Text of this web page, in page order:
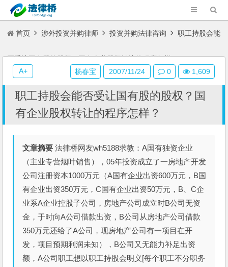
首页 涉外投资并购律师 投资并购法律咨询 职工持股会能
否受让国有股的股权？国有企业股权转让的程序怎样？
职工持股会能否受让国有股的股权？国
有企业股权转让的程序怎样？
文章摘要 法律桥网友wh5188求教：A国有独资企业
（主业专营烟叶销售），05年投资成立了一房地产开发
公司注册资本1000万元（A国有企业出资600万元，B国
有企业出资350万元，C国有企业出资50万元，B、C企
业系A企业控股子公司，房地产公司成立时B公司无资
金，于时向A公司借款出资，B公司从房地产公司借款
350万元还给了A公司，现房地产公司有一项目在开
发，项目预期利润未知），B公司又无能力补足出资
额，A公司职工想以职工持股会明义[每个职工不分职务
杨春宝 2007/11/24 0 1,609
A+